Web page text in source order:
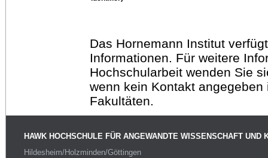
Das Hornemann Institut
Informationen. Für weitere
Hochschularbeit wenden Sie
wenn kein Kontakt
Fakultäten.
HAWK HOCHSCHULE FÜR ANGEWANDTE WISSENSCHAFT UND
Hildesheim/Holzminden/Göttingen